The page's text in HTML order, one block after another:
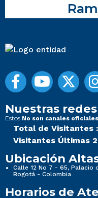
Nuestras
Estos No son canales oficiales
Total de Visitantes :
Visitantes Últimas
Ubicación
Calle 12 No 7 - 65, Palacio
Bogotá - Colombia
Horarios de